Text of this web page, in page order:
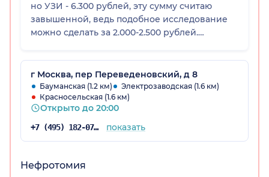
но УЗИ - 6.300 рублей, эту сумму считаю
завышенной, ведь подобное исследование
можно сделать за 2.000-2.500 рублей.
меня претензий нет.
г Москва, пер Переведеновский, д 8
Бауманская (1.2 км)
Электрозаводская (1.6 км)
Красносельская (1.6 км)
Открыто до 20:00
+7 (495) 182-07-15 показать
Нефротомия